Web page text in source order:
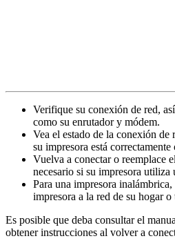
Verifique su conexión de red,
como su enrutador y módem.
Vea el estado de la conexión de
su impresora está correctamente
Vuelva a conectar o reemplace
necesario si su impresora
Para una impresora
impresora a la red de su hogar o
Es posible que deba consultar el
obtener instrucciones al volver a